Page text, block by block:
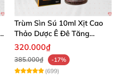
Trùm Sìn Sú 10ml Xịt Cao
Thảo Dược Ê Đê Tăng
Cường Sinh Lý
320.000₫
385.000₫
-17%
(699)